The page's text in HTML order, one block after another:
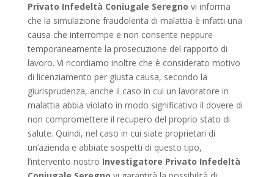
Privato Infedeltà Coniugale Seregno vi informa
che la simulazione fraudolenta di malattia è infatti una
causa che interrompe e non consente neppure
temporaneamente la prosecuzione del rapporto di
lavoro. Vi ricordiamo inoltre che è considerato motivo
di licenziamento per giusta causa, secondo la
giurisprudenza, anche il caso in cui un lavoratore in
malattia abbia violato in modo significativo il dovere di
non compromettere il recupero del proprio stato di
salute. Quindi, nel caso in cui siate proprietari di
un’azienda e abbiate sospetti di questo tipo,
l’intervento nostro Investigatore Privato Infedeltà